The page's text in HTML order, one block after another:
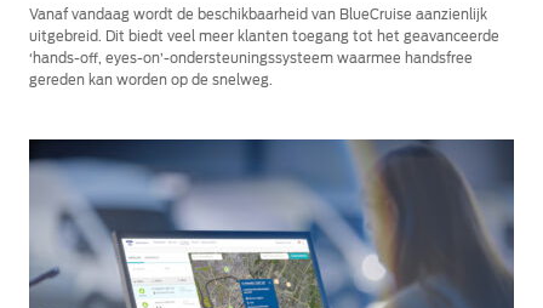
Vanaf vandaag wordt de beschikbaarheid van BlueCruise aanzienlijk
uitgebreid. Dit biedt veel meer klanten toegang tot het geavanceerde
‘hands-off, eyes-on’-ondersteuningssysteem waarmee handsfree
gereden kan worden op de snelweg.